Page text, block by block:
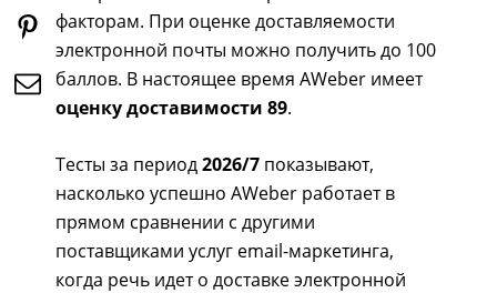
факторам. При оценке доставляемости
электронной почты можно получить до 100
баллов. В настоящее время AWeber имеет
оценку доставимости 89.
Тесты за период2026/7 показывают,
насколько успешно AWeber работает в
прямом сравнении с другими
поставщиками услуг email-маркетинга,
когда речь идет о доставке электронной